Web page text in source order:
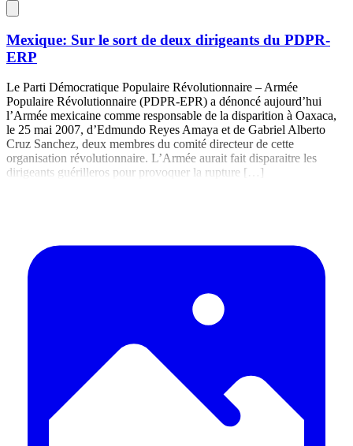
Mexique: Sur le sort de deux dirigeants du PDPR-
ERP
Le Parti Démocratique Populaire Révolutionnaire – Armée
Populaire Révolutionnaire (PDPR-EPR) a dénoncé aujourd’hui
l’Armée mexicaine comme responsable de la disparition à Oaxaca,
le 25 mai 2007, d’Edmundo Reyes Amaya et de Gabriel Alberto
Cruz Sanchez, deux membres du comité directeur de cette
organisation révolutionnaire. L’Armée aurait fait disparaitre les
dirigeants guérilleros pour provoquer la rupture […]